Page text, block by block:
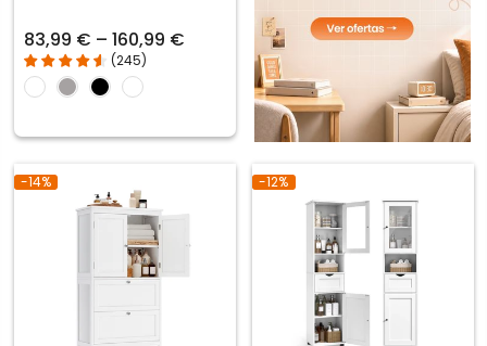
83,99 € – 160,99 €
(245)
-14% -12%